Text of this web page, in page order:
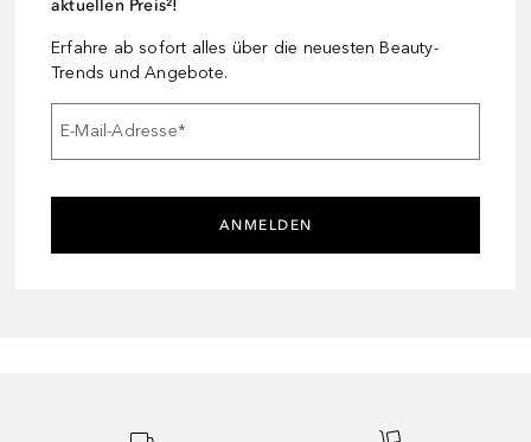
aktuellen Preis²!
Erfahre ab sofort alles über die neuesten Beauty-
Trends und Angebote.
E-Mail-Adresse*
ANMELDEN